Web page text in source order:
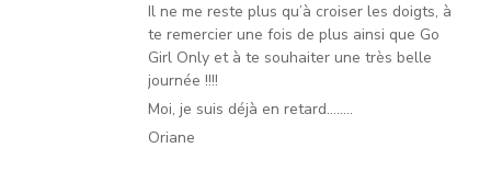
Il ne me reste plus qu’à croiser les doigts, à
te remercier une fois de plus ainsi que Go
Girl Only et à te souhaiter une très belle
journée !!!!
Moi, je suis déjà en retard……..
Oriane